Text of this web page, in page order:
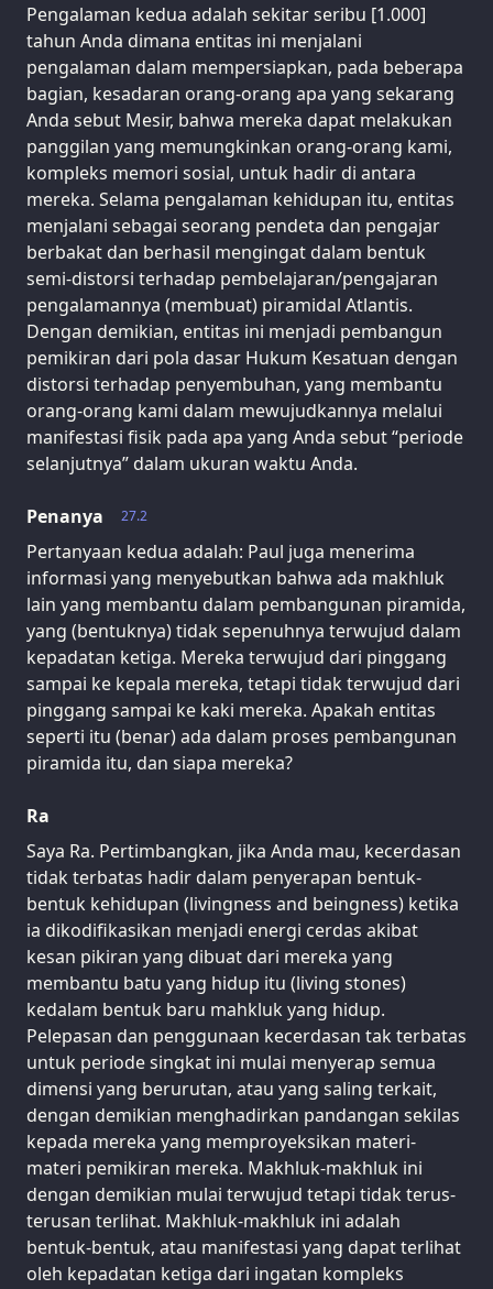
Pengalaman kedua adalah sekitar seribu [1.000]
tahun Anda dimana entitas ini menjalani
pengalaman dalam mempersiapkan, pada beberapa
bagian, kesadaran orang-orang apa yang sekarang
Anda sebut Mesir, bahwa mereka dapat melakukan
panggilan yang memungkinkan orang-orang kami,
kompleks memori sosial, untuk hadir di antara
mereka. Selama pengalaman kehidupan itu, entitas
menjalani sebagai seorang pendeta dan pengajar
berbakat dan berhasil mengingat dalam bentuk
semi-distorsi terhadap pembelajaran/pengajaran
pengalamannya (membuat) piramidal Atlantis.
Dengan demikian, entitas ini menjadi pembangun
pemikiran dari pola dasar Hukum Kesatuan dengan
distorsi terhadap penyembuhan, yang membantu
orang-orang kami dalam mewujudkannya melalui
manifestasi fisik pada apa yang Anda sebut “periode
selanjutnya” dalam ukuran waktu Anda.
27.2
Penanya
Pertanyaan kedua adalah: Paul juga menerima
informasi yang menyebutkan bahwa ada makhluk
lain yang membantu dalam pembangunan piramida,
yang (bentuknya) tidak sepenuhnya terwujud dalam
kepadatan ketiga. Mereka terwujud dari pinggang
sampai ke kepala mereka, tetapi tidak terwujud dari
pinggang sampai ke kaki mereka. Apakah entitas
seperti itu (benar) ada dalam proses pembangunan
piramida itu, dan siapa mereka?
Ra
Saya Ra. Pertimbangkan, jika Anda mau, kecerdasan
tidak terbatas hadir dalam penyerapan bentuk-
bentuk kehidupan (livingness and beingness) ketika
ia dikodifikasikan menjadi energi cerdas akibat
kesan pikiran yang dibuat dari mereka yang
membantu batu yang hidup itu (living stones)
kedalam bentuk baru mahkluk yang hidup.
Pelepasan dan penggunaan kecerdasan tak terbatas
untuk periode singkat ini mulai menyerap semua
dimensi yang berurutan, atau yang saling terkait,
dengan demikian menghadirkan pandangan sekilas
kepada mereka yang memproyeksikan materi-
materi pemikiran mereka. Makhluk-makhluk ini
dengan demikian mulai terwujud tetapi tidak terus-
terusan terlihat. Makhluk-makhluk ini adalah
bentuk-bentuk, atau manifestasi yang dapat terlihat
oleh kepadatan ketiga dari ingatan kompleks